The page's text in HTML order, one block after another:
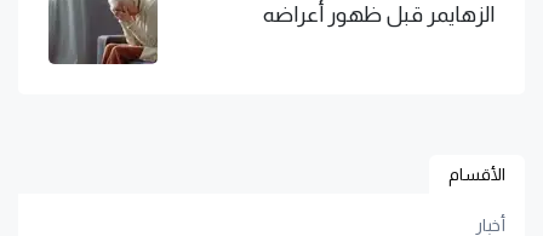
الزهايمر قبل ظهور أعراضه
الأقسام
أخبار